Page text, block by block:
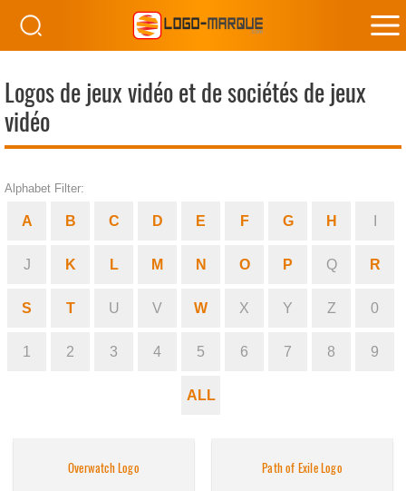
Logos de jeux vidéo et de sociétés de jeux
vidéo
Alphabet Filter:
A B C D E F G H
J K L M N O P Q R
S T U V W X Y Z 0
1 2 3 4 5 6 7 8 9
ALL
Overwatch Logo Path of Exile Logo